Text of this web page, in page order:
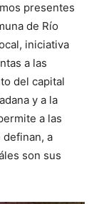
presentes
de Río
iniciativa
a las
del capital
y a la
a las
definan, a
son sus